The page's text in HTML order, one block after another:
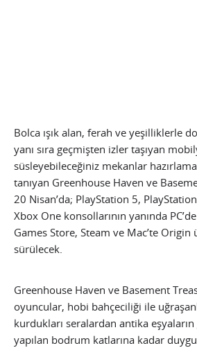
Bolca ışık alan, ferah ve yeşilliklerle
yanı sıra geçmişten izler taşıyan
süsleyebileceğiniz mekanlar
tanıyan Greenhouse Haven ve
20 Nisan’da; PlayStation 5,
Xbox One konsollarının yanında
Games Store, Steam ve Mac’te
sürülecek.
Greenhouse Haven ve Basement
oyuncular, hobi bahçeciliği ile
kurdukları seralardan antika
yapılan bodrum katlarına kadar